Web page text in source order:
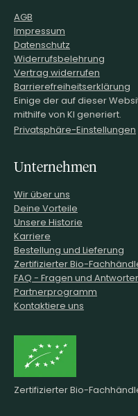
AGB
Impressum
Datenschutz
Widerrufsbelehrung
Vertrag widerrufen
Barrierefreiheitserklärung
Einige der auf dieser
mithilfe von KI generiert.
Privatsphäre-Einstellungen
Unternehmen
Wir über uns
Deine Vorteile
Unsere Historie
Karriere
Bestellung und Lieferung
Zertifizierter Bio-
FAQ - Fragen und
Partnerprogramm
Kontaktiere uns
Zertifizierter Bio-